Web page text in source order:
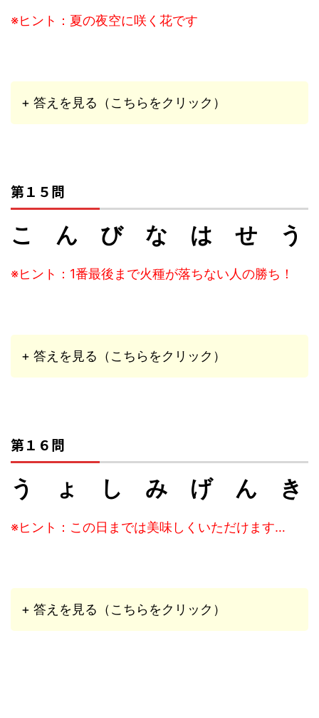
※ヒント：夏の夜空に咲く花です
+ 答えを見る（こちらをクリック）
第１５問
こ ん び な は せ う
※ヒント：1番最後まで火種が落ちない人の勝ち！
+ 答えを見る（こちらをクリック）
第１６問
う ょ し み げ ん き
※ヒント：この日までは美味しくいただけます…
+ 答えを見る（こちらをクリック）